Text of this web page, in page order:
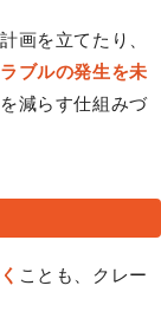
画を立てたり、
ラブルの発生を未
減らす仕組みづ
ことも、クレー